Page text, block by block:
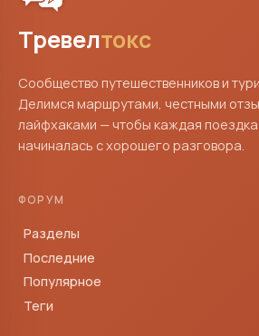
Тревелтокс
Сообщество путешественников и
Делимся маршрутами, честными
лайфхаками — чтобы каждая поездка
начиналась с хорошего разговора.
ФОРУМ
Разделы
Последние
Популярное
Теги